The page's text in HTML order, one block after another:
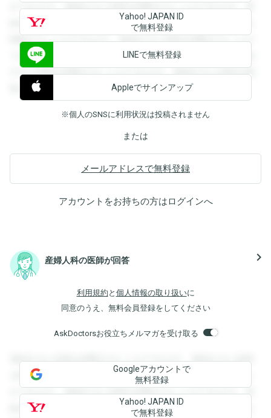
ができます。登録すると回答を閲覧することができます。登
録すると回答を閲覧することができます。登録すると回答を
閲覧することができます。登録すると回答を閲覧することが
できます。登録すると回答を閲覧することができます。登録
すると回答を閲覧することができます。登録すると回答を閲
覧することができます。
Yahoo! JAPAN ID
で無料登録
LINEで無料登録
Appleでサインアップ
※個人のSNSに利用状況は投稿されません
または
メールアドレスで無料登録
アカウントをお持ちの方はログインへ
産婦人科の医師が回答 navigate_next
利用規約 と 個人情報の取り扱いに
同意のうえ、無料会員登録をしてください
AskDoctorsお役立ちメルマガを受け取る
登録すると回答を閲覧することができます。登録すると回答
を閲覧することができます。登録すると回答を閲覧すること
ができます。登録すると回答を閲覧することができます。登
録すると回答を閲覧することができます。登録すると回答を
Googleアカウントで
無料登録
Yahoo! JAPAN ID
で無料登録